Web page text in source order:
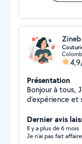
Présentation
Bonjour à tous,
d'expérience et
n'hésitez pas à
Dernier avis
Il y a plus de 6 mois
Je n’ai pas fait